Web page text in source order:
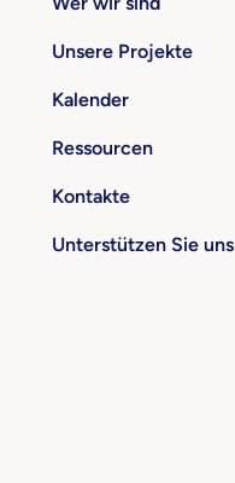
Unsere Projekte
Kalender
Ressourcen
Kontakte
Unterstützen Sie uns